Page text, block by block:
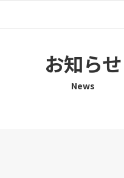
お知らせ
News